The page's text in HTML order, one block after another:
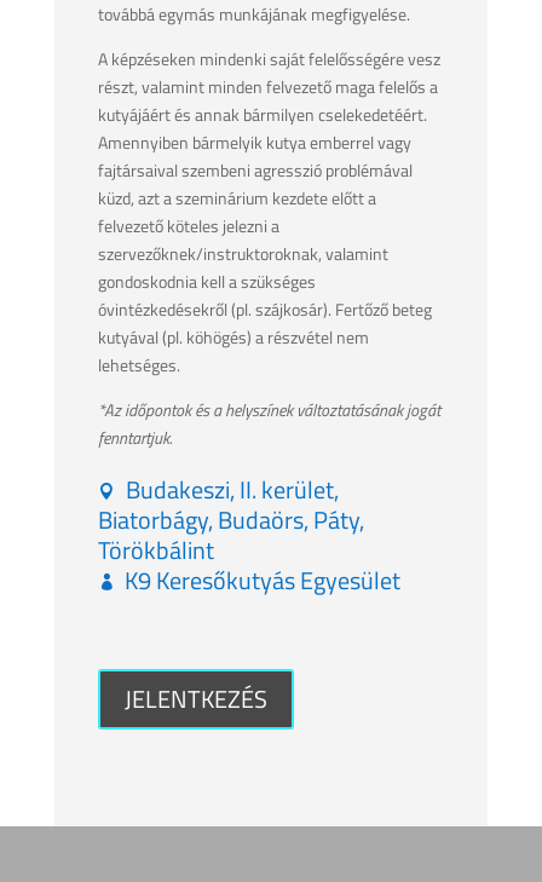
továbbá egymás munkájának megfigyelése.
A képzéseken mindenki saját felelősségére vesz
részt, valamint minden felvezető maga felelős a
kutyájáért és annak bármilyen cselekedetéért.
Amennyiben bármelyik kutya emberrel vagy
fajtársaival szembeni agresszió problémával
küzd, azt a szeminárium kezdete előtt a
felvezető köteles jelezni a
szervezőknek/instruktoroknak, valamint
gondoskodnia kell a szükséges
óvintézkedésekről (pl. szájkosár). Fertőző beteg
kutyával (pl. köhögés) a részvétel nem
lehetséges.
*Az időpontok és a helyszínek változtatásának jogát
fenntartjuk.
Budakeszi, II. kerület,
Biatorbágy, Budaörs, Páty,
Törökbálint
K9 Keresőkutyás Egyesület
JELENTKEZÉS